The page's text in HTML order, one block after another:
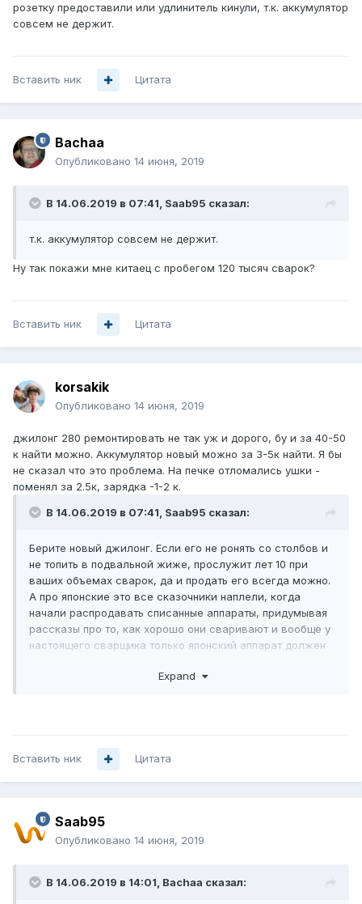
розетку предоставили или удлинитель кинули, т.к. аккумулятор
совсем не держит.
Вставить ник Цитата
Bachaa
Опубликовано 14 июня, 2019
В 14.06.2019 в 07:41, Saab95 сказал:
т.к. аккумулятор совсем не держит.
Ну так покажи мне китаец с пробегом 120 тысяч сварок?
Вставить ник Цитата
korsakik
Опубликовано 14 июня, 2019
джилонг 280 ремонтировать не так уж и дорого, бу и за 40-50
к найти можно. Аккумулятор новый можно за 3-5к найти. Я бы
не сказал что это проблема. На печке отломались ушки -
поменял за 2.5к, зарядка -1-2 к.
В 14.06.2019 в 07:41, Saab95 сказал:
Берите новый джилонг. Если его не ронять со столбов и
не топить в подвальной жиже, прослужит лет 10 при
ваших объемах сварок, да и продать его всегда можно.
А про японские это все сказочники наплели, когда
начали распродавать списанные аппараты, придумывая
рассказы про то, как хорошо они сваривают и вообще у
настоящего сварщика только японский аппарат должен
Expand
Вставить ник Цитата
Saab95
Опубликовано 14 июня, 2019
В 14.06.2019 в 14:01, Bachaa сказал: